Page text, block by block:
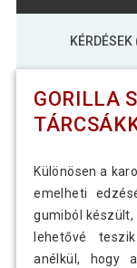
KÉRDÉSEK
GORILLA
Különösen a
emelheti
gumiból
lehetővé
anélkül, hogy